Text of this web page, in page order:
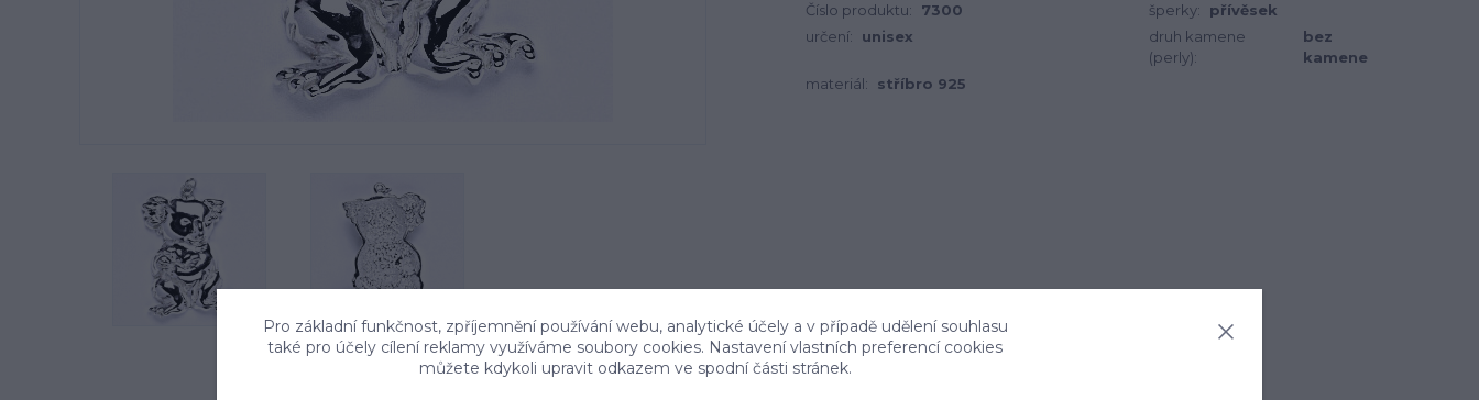
Číslo produktu: 7300 šperky:
přívěsek
určení:
unisex
druh kamene
(perly):
bez
kamene
materiál:
stříbro 925
Pro základní funkčnost, zpříjemnění používání webu, analytické účely a v případě udělení souhlasu
také pro účely cílení reklamy využíváme soubory cookies. Nastavení vlastních preferencí cookies
můžete kdykoli upravit odkazem ve spodní části stránek.